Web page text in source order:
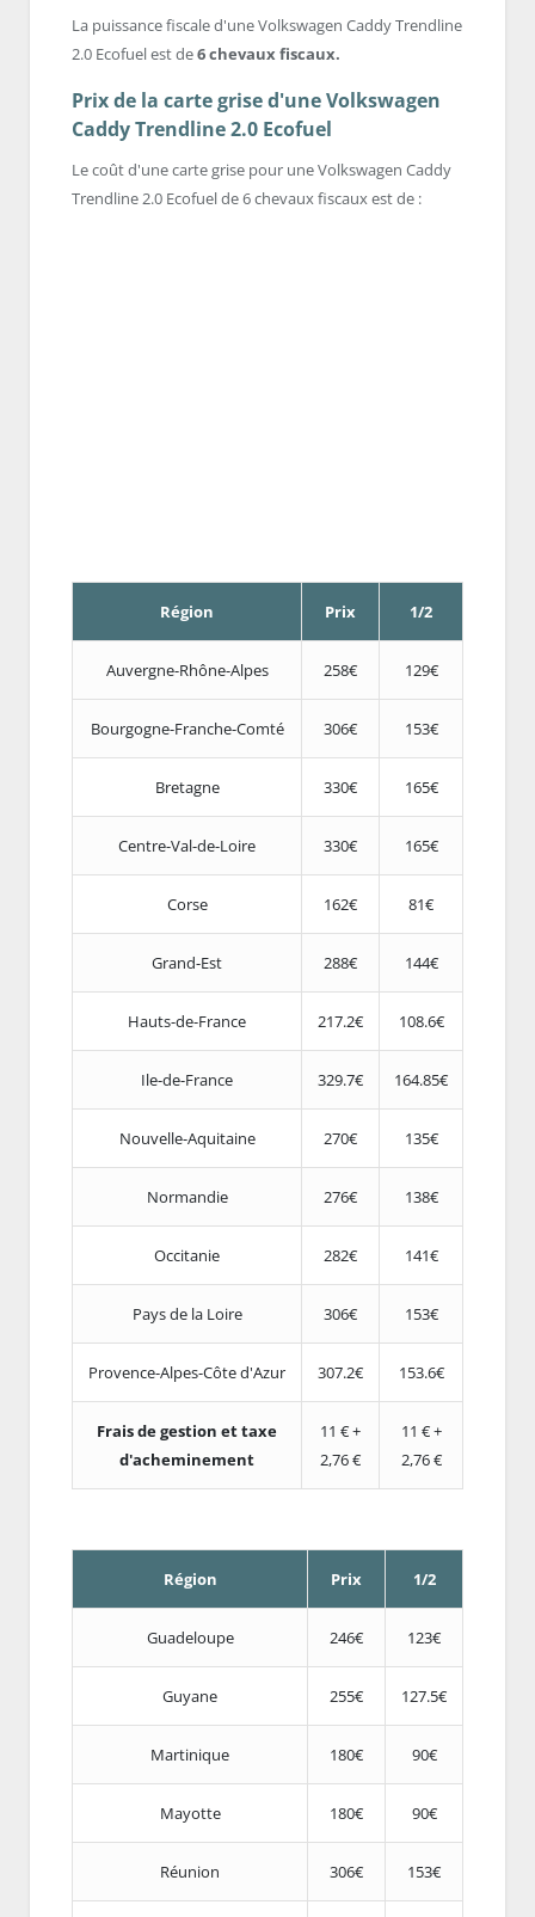
La puissance fiscale d'une Volkswagen Caddy Trendline
2.0 Ecofuel est de6 chevaux fiscaux.
Prix de la carte grise d'une Volkswagen
Caddy Trendline 2.0 Ecofuel
Le coût d'une carte grise pour une Volkswagen Caddy
Trendline 2.0 Ecofuel de 6 chevaux fiscaux est de :
Région Prix 1/2
Auvergne-Rhône-Alpes 258€ 129€
Bourgogne-Franche-Comté 306€ 153€
Bretagne 330€ 165€
Centre-Val-de-Loire 330€ 165€
Corse 162€ 81€
Grand-Est 288€ 144€
Hauts-de-France 217.2€ 108.6€
Ile-de-France 329.7€ 164.85€
Nouvelle-Aquitaine 270€ 135€
Normandie 276€ 138€
Occitanie 282€ 141€
Pays de la Loire 306€ 153€
Provence-Alpes-Côte d'Azur 307.2€ 153.6€
Frais de gestion et taxe
d'acheminement
11 € +
2,76 €
11 € +
2,76 €
Région Prix 1/2
Guadeloupe 246€ 123€
Guyane 255€ 127.5€
Martinique 180€ 90€
Mayotte 180€ 90€
Réunion 306€ 153€